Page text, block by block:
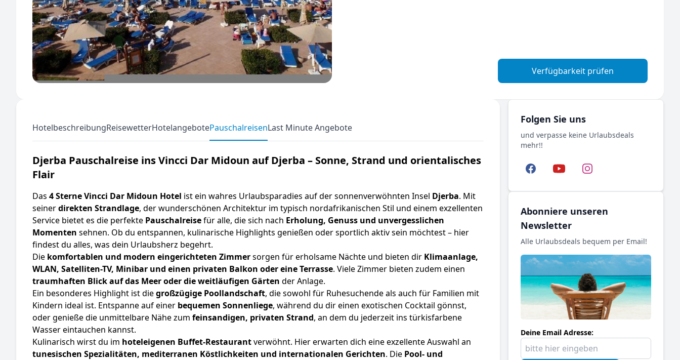
Verfügbarkeit prüfen
HotelbeschreibungReisewetterHotelangebotePauschalreisenLast Minute Angebote
Djerba Pauschalreise ins Vincci Dar Midoun auf Djerba – Sonne, Strand und orientalisches
Flair
Das 4 Sterne Vincci Dar Midoun Hotel ist ein wahres Urlaubsparadies auf der sonnenverwöhnten Insel Djerba. Mit
seinerdirekten Strandlage, der wunderschönen Architektur im typisch nordafrikanischen Stil und einem exzellenten
Service bietet es die perfekte Pauschalreisefür alle, die sich nach Erholung, Genuss und unvergesslichen
Momenten sehnen. Ob du entspannen, kulinarische Highlights genießen oder sportlich aktiv sein möchtest – hier
findest du alles, was dein Urlaubsherz begehrt.
Die komfortablen und modern eingerichteten Zimmersorgen für erholsame Nächte und bieten dir Klimaanlage,
WLAN, Satelliten-TV, Minibar und einen privaten Balkon oder eine Terrasse. Viele Zimmer bieten zudem einen
traumhaften Blick auf das Meer oder die weitläufigen Gärten der Anlage.
Ein besonderes Highlight ist diegroßzügige Poollandschaft, die sowohl für Ruhesuchende als auch für Familien mit
Kindern ideal ist. Entspanne auf einer bequemen Sonnenliege, während du dir einen exotischen Cocktail gönnst,
oder genieße die unmittelbare Nähe zum feinsandigen, privaten Strand, an dem du jederzeit ins türkisfarbene
Wasser eintauchen kannst.
Kulinarisch wirst du im hoteleigenen Buffet-Restaurantverwöhnt. Hier erwarten dich eine exzellente Auswahl an
tunesischen Spezialitäten, mediterranen Köstlichkeiten und internationalen Gerichten. Die Pool- und
Folgen Sie uns
und verpasse keine Urlaubsdeals
mehr!!
FacebookYouTubeInstagram
Abonniere unseren
Newsletter
Alle Urlaubsdeals bequem per Email!
Deine Email Adresse: